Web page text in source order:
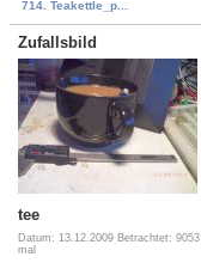
714. Teakettle_p...
Zufallsbild
tee
Datum: 13.12.2009 Betrachtet: 9053
mal